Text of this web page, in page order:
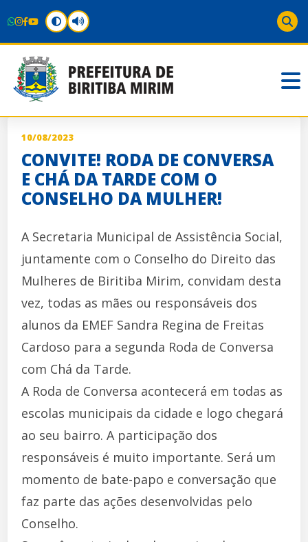
10/08/2023
CONVITE! RODA DE CONVERSA
E CHÁ DA TARDE COM O
CONSELHO DA MULHER!
A Secretaria Municipal de Assistência Social,
juntamente com o Conselho do Direito das
Mulheres de Biritiba Mirim, convidam desta
vez, todas as mães ou responsáveis dos
alunos da EMEF Sandra Regina de Freitas
Cardoso para a segunda Roda de Conversa
com Chá da Tarde.
A Roda de Conversa acontecerá em todas as
escolas municipais da cidade e logo chegará
ao seu bairro. A participação dos
responsáveis é muito importante. Será um
momento de bate-papo e conversação que
faz parte das ações desenvolvidas pelo
Conselho.